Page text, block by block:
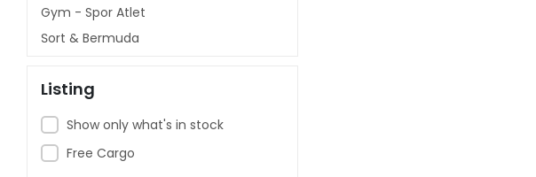
Gym - Spor Atlet
Şort & Bermuda
Polo Yaka
V YAKA T-SHIRT
Sweatshirt
Babby Tee T-shirt
Listing
Show only what's in stock
Free Cargo